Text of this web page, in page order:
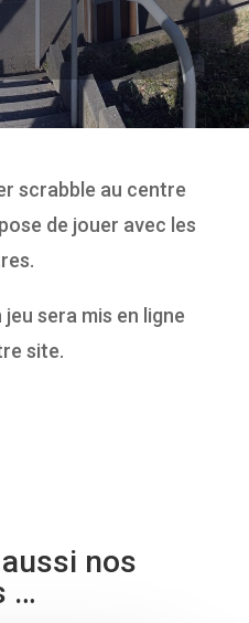
scrabble au centre
de jouer avec les
sera mis en ligne
site.
nos
…